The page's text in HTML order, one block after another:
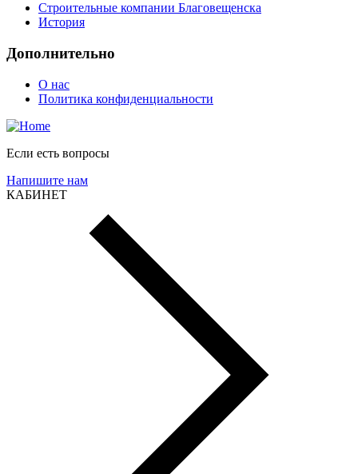
Строительные компании Благовещенска
История
Дополнительно
О нас
Политика конфиденциальности
Если есть вопросы
Напишите нам
КАБИНЕТ